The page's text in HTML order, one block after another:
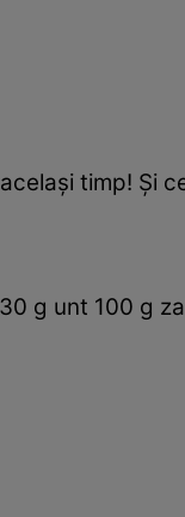
timp! Şi
g unt 100 g